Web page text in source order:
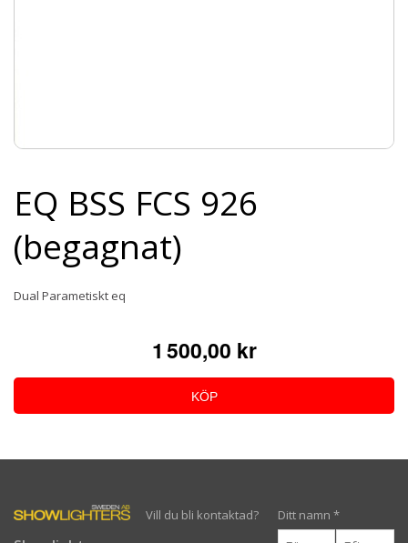
EQ BSS FCS 926
(begagnat)
Dual Parametiskt eq
1 500,00 kr
KÖP
Vill du bli kontaktad? Ditt namn *